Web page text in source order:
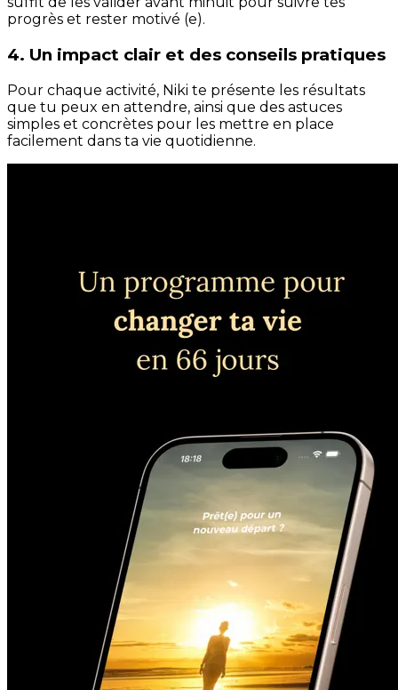
progrès et rester motivé (e).
4. Un impact clair et des conseils pratiques
Pour chaque activité, Niki te présente les résultats
que tu peux en attendre, ainsi que des astuces
simples et concrètes pour les mettre en place
facilement dans ta vie quotidienne.